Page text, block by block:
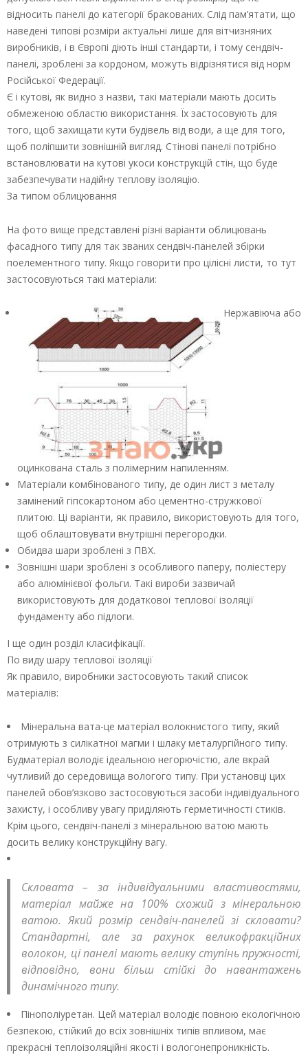
відносить панелі до категорії бракованих. Слід пам’ятати, що
наведені типові розміри актуальні лише для вітчизняних
виробників, і в Європі діють інші стандарти, і тому сендвіч-
панелі, зроблені за кордоном, можуть відрізнятися від норм
Російської Федерації.
Є і кутові, як видно з назви, такі матеріали мають досить
обмеженою областю використання. Їх застосовують для
того, щоб захищати кути будівель від води, а ще для того,
щоб поліпшити зовнішній вигляд. Стінові панелі потрібно
встановлювати на кутові укоси конструкцій стін, що буде
забезпечувати надійну теплову ізоляцію.
За типом облицювання
На фото вище представлені різні варіанти облицювань
фасадного типу для так званих сендвіч-панелей збірки
поелементного типу. Якщо говорити про цілісні листи, то тут
застосовуються такі матеріали:
Нержавіюча або
оцинкована сталь з полімерним напиленням.
Матеріали комбінованого типу, де один лист з металу
замінений гіпсокартоном або цементно-стружкової
плитою. Ці варіанти, як правило, використовують для того,
щоб облаштовувати внутрішні перегородки.
Обидва шари зроблені з ПВХ.
Зовнішні шари зроблені з особливого паперу, поліестеру
або алюмінієвої фольги. Такі вироби зазвичай
використовують для додаткової теплової ізоляції
фундаменту або підлоги.
І ще один розділ класифікації.
По виду шару теплової ізоляції
Як правило, виробники застосовують такий список
матеріалів:
Мінеральна вата-це матеріал волокнистого типу, який
отримують з силікатної магми і шлаку металургійного типу.
Будматеріал володіє ідеальною негорючістю, але вкрай
чутливий до середовища вологого типу. При установці цих
панелей обов’язково застосовуються засоби індивідуального
захисту, і особливу увагу приділяють герметичності стиків.
Крім цього, сендвіч-панелі з мінеральною ватою мають
досить велику конструкційну вагу.
Скловата – за індивідуальними властивостями,
матеріал майже на 100% схожий з мінеральною
ватою. Який розмір сендвіч-панелей зі скловати?
Стандартні, але за рахунок великофракційних
волокон, ці панелі мають велику ступінь пружності,
відповідно, вони більш стійкі до навантажень
динамічного типу.
Пінополіуретан. Цей матеріал володіє повною екологічною
безпекою, стійкий до всіх зовнішніх типів впливом, має
прекрасні теплоізоляційні якості і вологонепроникність.